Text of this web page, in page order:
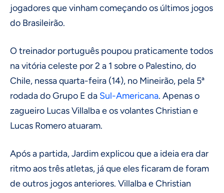
jogadores que vinham começando os últimos jogos
do Brasileirão.
O treinador português poupou praticamente todos
na vitória celeste por 2 a 1 sobre o Palestino, do
Chile, nessa quarta-feira (14), no Mineirão, pela 5ª
rodada do Grupo E da Sul-Americana. Apenas o
zagueiro Lucas Villalba e os volantes Christian e
Lucas Romero atuaram.
Após a partida, Jardim explicou que a ideia era dar
ritmo aos três atletas, já que eles ficaram de foram
de outros jogos anteriores. Villalba e Christian